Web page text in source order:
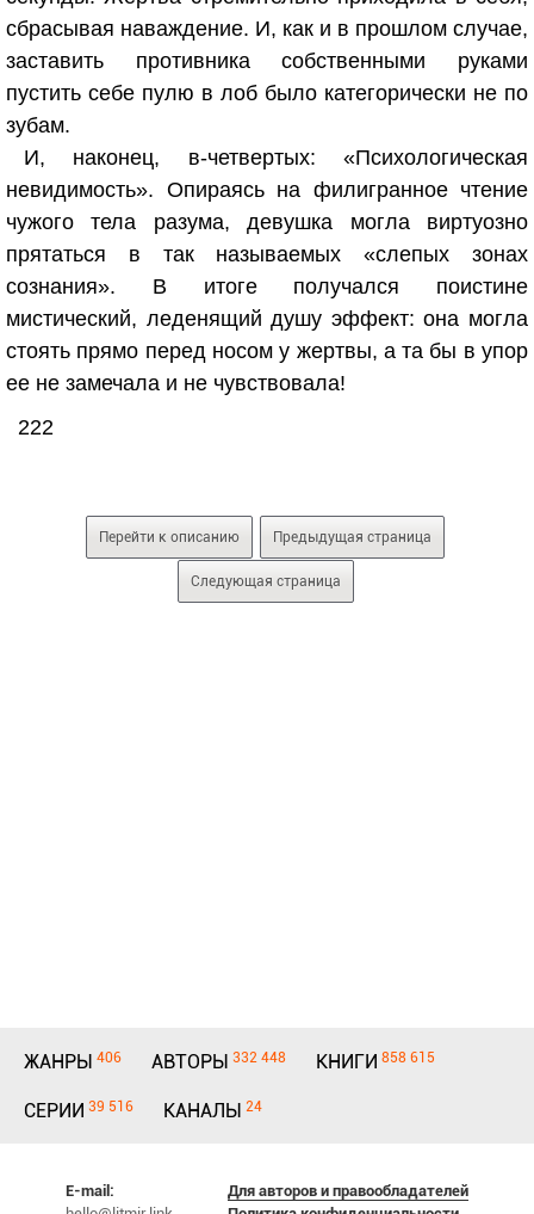
сбрасывая наваждение. И, как и в прошлом случае,
заставить противника собственными руками
пустить себе пулю в лоб было категорически не по
зубам.
И, наконец, в-четвертых: «Психологическая
невидимость». Опираясь на филигранное чтение
чужого тела разума, девушка могла виртуозно
прятаться в так называемых «слепых зонах
сознания». В итоге получался поистине
мистический, леденящий душу эффект: она могла
стоять прямо перед носом у жертвы, а та бы в упор
ее не замечала и не чувствовала!
222
Перейти к описанию Предыдущая страница
Следующая страница
ЖАНРЫ 406 АВТОРЫ 332 448 КНИГИ 858 615
СЕРИИ 39 516 КАНАЛЫ 24
E-mail:
Для авторов и правообладателей